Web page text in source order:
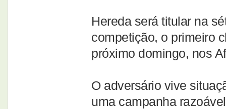
Hereda será titular na
competição, o primeiro
próximo domingo, nos
O adversário vive
uma campanha